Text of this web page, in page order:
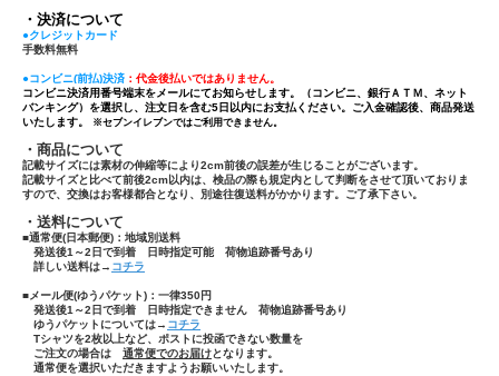
・決済について
●クレジットカード
手数料無料
●コンビニ(前払)決済 ：代金後払いではありません。
コンビニ決済用番号端末をメールにてお知らせします。（コンビニ、銀行ＡＴＭ、ネット
バンキング）を選択し、注文日を含む5日以内にお支払ください。ご入金確認後、商品発送
いたします。
※セブンイレブンではご利用できません。
・商品について
記載サイズには素材の伸縮等により2cm前後の誤差が生じることがございます。
記載サイズと比べて前後2cm以内は、検品の際も規定内として判断をさせて頂いておりま
すので、交換はお客様都合となり、別途往復送料がかかります。ご了承下さい。
・送料について
■通常便(日本郵便)： 地域別送料
発送後1～2日で到着 日時指定可能 荷物追跡番号あり
詳しい送料は→ コチラ
■メール便(ゆうパケット)：一律350円
発送後1～2日で到着 日時指定できません 荷物追跡番号あり
ゆうパケットについては→ コチラ
Tシャツを2枚以上など、ポストに投函できない数量を
ご注文の場合は 通常便でのお届けとなります。
通常便を選択いただきますようお願いいたします。